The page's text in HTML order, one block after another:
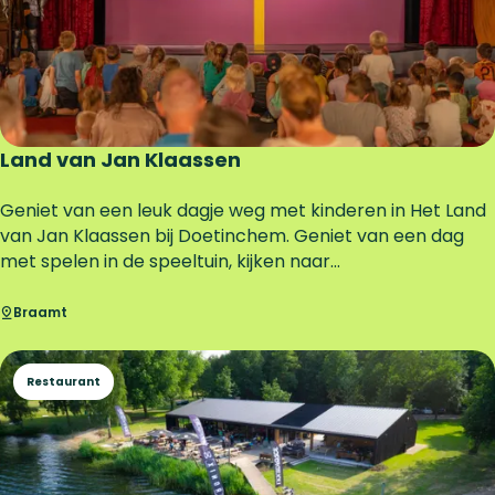
l
u
w
e
Land van Jan Klaassen
L
a
n
v
n
J
a
n
K
l
Geniet van een leuk dagje weg met kinderen in Het Land
van Jan Klaassen bij Doetinchem. Geniet van een dag
met spelen in de speeltuin, kijken naar...
Braamt
Restaurant